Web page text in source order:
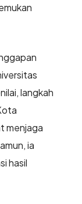
langkah
menjaga
ia
hasil